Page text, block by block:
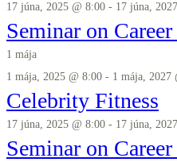
17 júna, 2025 @ 8:00 - 17 júna,
Seminar on
1 mája
1 mája, 2025 @ 8:00 - 1 mája, 2027
Celebrity Fitness
17 júna, 2025 @ 8:00 - 17 júna,
Seminar on